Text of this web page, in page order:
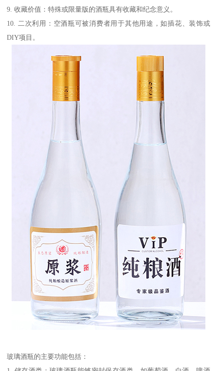
9. 收藏价值：特殊或限量版的酒瓶具有收藏和纪念意义。
10. 二次利用：空酒瓶可被消费者用于其他用途，如插花、装饰或
DIY项目。
玻璃酒瓶的主要功能包括：